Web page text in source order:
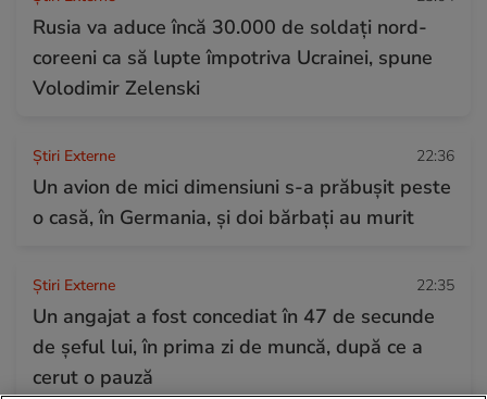
Rusia va aduce încă 30.000 de soldaţi nord-
coreeni ca să lupte împotriva Ucrainei, spune
Volodimir Zelenski
Știri Externe 22:36
Un avion de mici dimensiuni s-a prăbușit peste
o casă, în Germania, și doi bărbați au murit
Știri Externe 22:35
Un angajat a fost concediat în 47 de secunde
de șeful lui, în prima zi de muncă, după ce a
cerut o pauză